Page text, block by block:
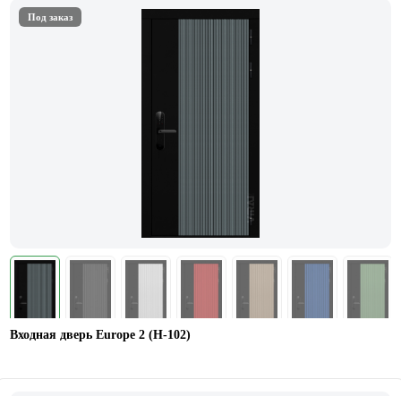
Под заказ
Входная дверь Europe 2 (Н-102)